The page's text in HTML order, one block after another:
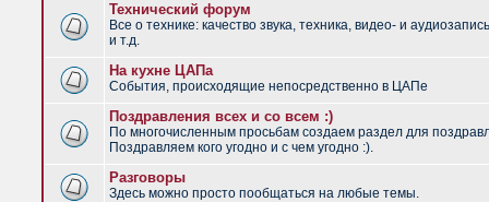
Технический форум
Все о технике: качество звука, техника, видео- и
и т.д.
На кухне ЦАПа
События, происходящие непосредственно в ЦАПе
Поздравления всех и со всем :)
По многочисленным просьбам создаем раздел для
Поздравляем кого угодно и с чем угодно :).
Разговоры
Здесь можно просто пообщаться на любые темы.